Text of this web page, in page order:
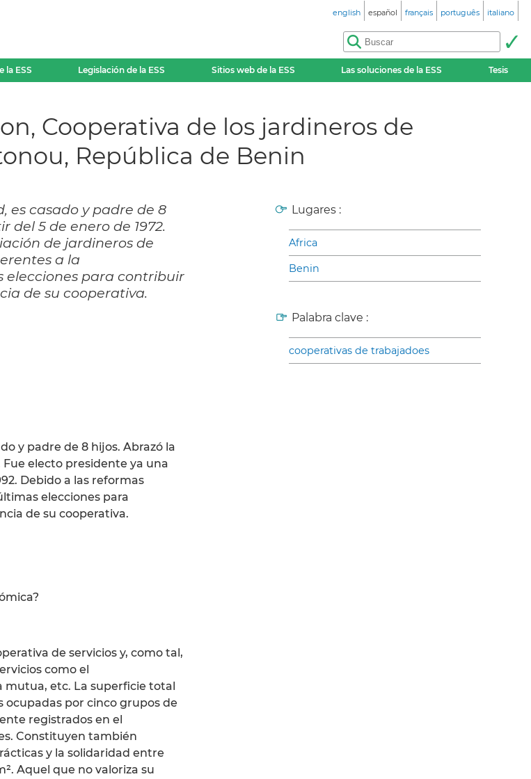
english español français português italiano
la ESS Legislación de la ESS Sitios web de la ESS Las soluciones de la ESS Tesis
Cooperativa de los jardineros de
República de Benin
es casado y padre de 8
del 5 de enero de 1972.
de jardineros de
a la
elecciones para contribuir
de su cooperativa.
y padre de 8 hijos. Abrazó la
electo presidente ya una
Debido a las reformas
elecciones para
de su cooperativa.
de servicios y, como tal,
como el
mutua, etc. La superficie total
ocupadas por cinco grupos de
registrados en el
Constituyen también
y la solidaridad entre
Aquel que no valoriza su
Lugares :
Africa
Benin
Palabra clave :
cooperativas de trabajadoes